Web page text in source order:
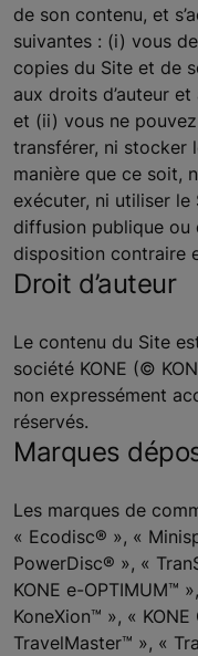
de son contenu, et
suivantes : (i) vous
copies du Site et de
aux droits d’auteur
et (ii) vous ne
transférer, ni stocker
manière que ce soit,
exécuter, ni utiliser
diffusion publique ou
disposition contraire
Droit d’auteur
Le contenu du Site
société KONE (©
non expressément
réservés.
Marques
Les marques de
« Ecodisc® », «
PowerDisc® », «
KONE e-OPTIMUM™
KoneXion™ », «
TravelMaster™ », «